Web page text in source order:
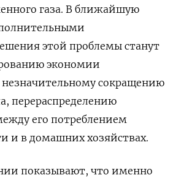
газа. В ближайшую
этой проблемы станут
экономии
незначительному сокращению
перераспределению
его потреблением
и в домашних хозяйствах.
показывают, что именно